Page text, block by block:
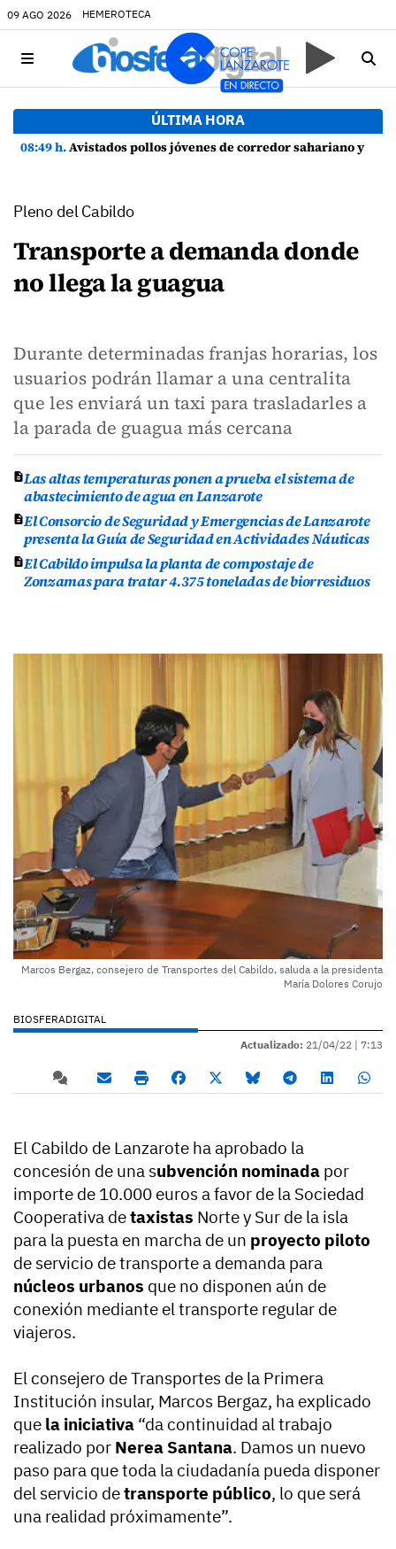
09 AGO 2026 HEMEROTECA
ÚLTIMA HORA
08:49 h.Avistados pollos jóvenes de corredor sahariano y episodios de cortejo de hubara cerca del rally de Lanzarote
Pleno del Cabildo
Transporte a demanda donde
no llega la guagua
Durante determinadas franjas horarias, los
usuarios podrán llamar a una centralita
que les enviará un taxi para trasladarles a
la parada de guagua más cercana
Las altas temperaturas ponen a prueba el sistema de
abastecimiento de agua en Lanzarote
El Consorcio de Seguridad y Emergencias de Lanzarote
presenta la Guía de Seguridad en Actividades Náuticas
El Cabildo impulsa la planta de compostaje de
Zonzamas para tratar 4.375 toneladas de biorresiduos
Marcos Bergaz, consejero de Transportes del Cabildo, saluda a la presidenta
María Dolores Corujo
BIOSFERADIGITAL
Actualizado: 21/04/22 | 7:13
El Cabildo de Lanzarote ha aprobado la
concesión de una subvención nominada por
importe de 10.000 euros a favor de la Sociedad
Cooperativa detaxistas Norte y Sur de la isla
para la puesta en marcha de un proyecto piloto
de servicio de transporte a demanda para
núcleos urbanos que no disponen aún de
conexión mediante el transporte regular de
viajeros.
El consejero de Transportes de la Primera
Institución insular, Marcos Bergaz, ha explicado
que la iniciativa “da continuidad al trabajo
realizado por Nerea Santana. Damos un nuevo
paso para que toda la ciudadanía pueda disponer
del servicio detransporte público, lo que será
una realidad próximamente”.